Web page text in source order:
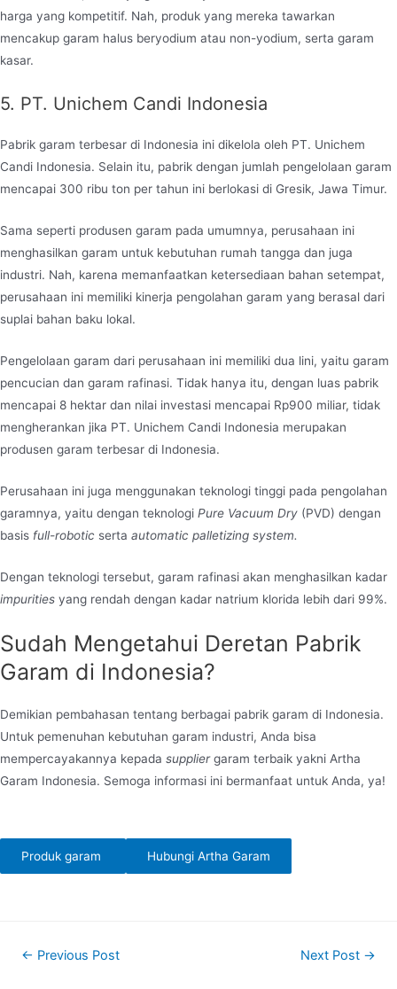
harga yang kompetitif. Nah, produk yang mereka tawarkan
mencakup garam halus beryodium atau non-yodium, serta garam
kasar.
5. PT. Unichem Candi Indonesia
Pabrik garam terbesar di Indonesia ini dikelola oleh PT. Unichem
Candi Indonesia. Selain itu, pabrik dengan jumlah pengelolaan garam
mencapai 300 ribu ton per tahun ini berlokasi di Gresik, Jawa Timur.
Sama seperti produsen garam pada umumnya, perusahaan ini
menghasilkan garam untuk kebutuhan rumah tangga dan juga
industri. Nah, karena memanfaatkan ketersediaan bahan setempat,
perusahaan ini memiliki kinerja pengolahan garam yang berasal dari
suplai bahan baku lokal.
Pengelolaan garam dari perusahaan ini memiliki dua lini, yaitu garam
pencucian dan garam rafinasi. Tidak hanya itu, dengan luas pabrik
mencapai 8 hektar dan nilai investasi mencapai Rp900 miliar, tidak
mengherankan jika PT. Unichem Candi Indonesia merupakan
produsen garam terbesar di Indonesia.
Perusahaan ini juga menggunakan teknologi tinggi pada pengolahan
garamnya, yaitu dengan teknologi Pure Vacuum Dry (PVD) dengan
basis full-robotic serta automatic palletizing system.
Dengan teknologi tersebut, garam rafinasi akan menghasilkan kadar
impurities yang rendah dengan kadar natrium klorida lebih dari 99%.
Sudah Mengetahui Deretan Pabrik
Garam di Indonesia?
Demikian pembahasan tentang berbagai pabrik garam di Indonesia.
Untuk pemenuhan kebutuhan garam industri, Anda bisa
mempercayakannya kepada suppliergaram terbaik yakni Artha
Garam Indonesia. Semoga informasi ini bermanfaat untuk Anda, ya!
Produk garam Hubungi Artha Garam
Post← Previous Post Next Post →